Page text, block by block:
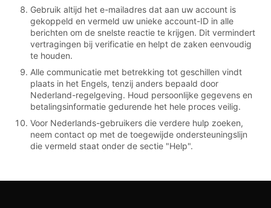
Gebruik altijd het e-mailadres dat aan uw account is
gekoppeld en vermeld uw unieke account-ID in alle
berichten om de snelste reactie te krijgen. Dit vermindert
vertragingen bij verificatie en helpt de zaken eenvoudig
te houden.
Alle communicatie met betrekking tot geschillen vindt
plaats in het Engels, tenzij anders bepaald door
Nederland-regelgeving. Houd persoonlijke gegevens en
betalingsinformatie gedurende het hele proces veilig.
Voor Nederlands-gebruikers die verdere hulp zoeken,
neem contact op met de toegewijde ondersteuningslijn
die vermeld staat onder de sectie "Help".